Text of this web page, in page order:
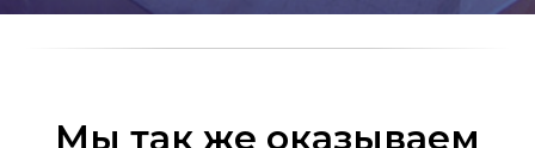
Мы так же оказываем